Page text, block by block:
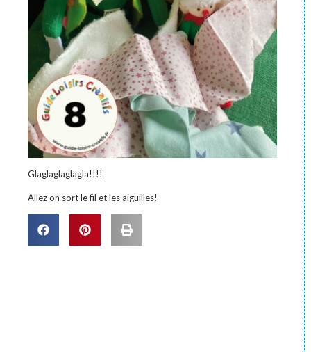
Glaglaglaglagla!!!!
Allez on sort le fil et les aiguilles!